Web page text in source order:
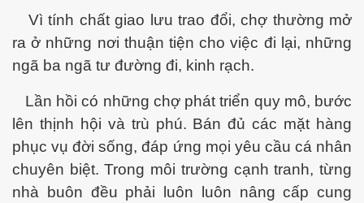
Vì tính chất giao lưu trao đổi, chợ thường mở
ra ở những nơi thuận tiện cho việc đi lại, những
ngã ba ngã tư đường đi, kinh rạch.
Lần hồi có những chợ phát triển quy mô, bước
lên thịnh hội và trù phú. Bán đủ các mặt hàng
phục vụ đời sống, đáp ứng mọi yêu cầu cá nhân
chuyên biệt. Trong môi trường cạnh tranh, từng
nhà buôn đều phải luôn luôn nâng cấp cung
2
3
5
6